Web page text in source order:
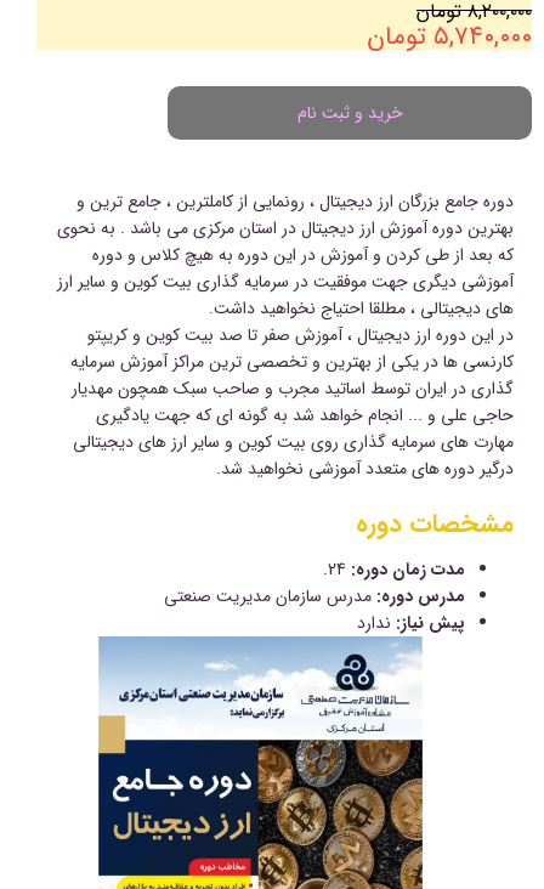
۸,۲۰۰,۰۰۰ تومان
۵,۷۴۰,۰۰۰ تومان
خرید و ثبت نام
دوره جامع بزرگان ارز دیجیتال ، رونمایی از کاملترین ، جامع ترین و
بهترین دوره آموزش ارز دیجیتال در استان مرکزی می باشد . به نحوی
که بعد از طی کردن و آموزش در این دوره به هیچ کلاس و دوره
آموزشی دیگری جهت موفقیت در سرمایه گذاری بیت کوین و سایر ارز
های دیجیتالی ، مطلقا احتیاج نخواهید داشت.
در این دوره ارز دیجیتال ، آموزش صفر تا صد بیت کوین و کریپتو
کارنسی ها در یکی از بهترین و تخصصی ترین مراکز آموزش سرمایه
گذاری در ایران توسط اساتید مجرب و صاحب سبک همچون مهدیار
حاجی علی و ... انجام خواهد شد به گونه ای که جهت یادگیری
مهارت های سرمایه گذاری روی بیت کوین و سایر ارز های دیجیتالی
درگیر دوره های متعدد آموزشی نخواهید شد.
مشخصات دوره
مدت زمان دوره:
مدرس دوره: مدرس سازمان مدیریت صنعتی
پیش نیاز: ندارد